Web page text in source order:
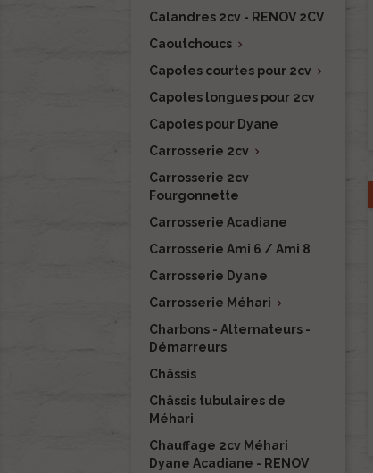
Calandres 2cv - RENOV 2CV
Caoutchoucs 
Capotes courtes pour 2cv 
Capotes longues pour 2cv
Capotes pour Dyane
Carrosserie 2cv 
Carrosserie 2cv
Fourgonnette
Carrosserie Acadiane
Carrosserie Ami 6 / Ami 8
Carrosserie Dyane
Carrosserie Méhari 
Charbons - Alternateurs -
Démarreurs
Châssis
Châssis tubulaires de
Méhari
Chauffage 2cv Méhari
Dyane Acadiane - RENOV